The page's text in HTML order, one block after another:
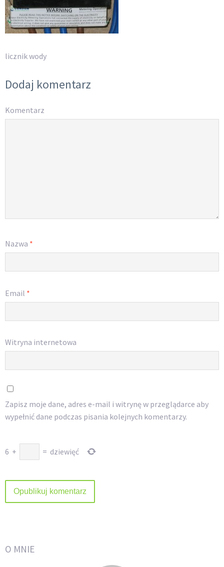
licznik wody
Dodaj komentarz
Komentarz
Nazwa *
Email *
Witryna internetowa
Zapisz moje dane, adres e-mail i witrynę w przeglądarce aby
wypełnić dane podczas pisania kolejnych komentarzy.
6 + = dziewięć
O MNIE